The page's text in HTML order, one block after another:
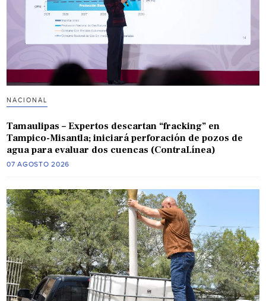
NACIONAL
Tamaulipas – Expertos descartan “fracking” en
Tampico-Misantla; iniciará perforación de pozos de
agua para evaluar dos cuencas (ContraLínea)
07 AGOSTO 2026